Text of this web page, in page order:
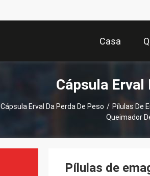
Casa
Cápsula Erval
Cápsula Erval Da Perda De Peso / Pílulas De
Queimador
Pílulas de